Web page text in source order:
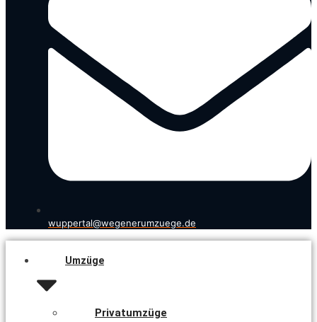
wuppertal@wegenerumzuege.de
Umzüge
Privatumzüge